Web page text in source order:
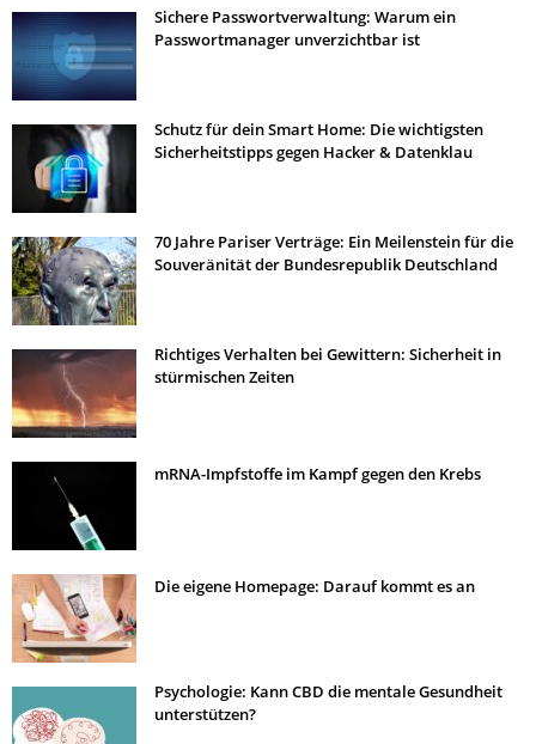
Sichere Passwortverwaltung: Warum ein
Passwortmanager unverzichtbar ist
Schutz für dein Smart Home: Die wichtigsten
Sicherheitstipps gegen Hacker & Datenklau
70 Jahre Pariser Verträge: Ein Meilenstein für die
Souveränität der Bundesrepublik Deutschland
Richtiges Verhalten bei Gewittern: Sicherheit in
stürmischen Zeiten
mRNA-Impfstoffe im Kampf gegen den Krebs
Die eigene Homepage: Darauf kommt es an
Psychologie: Kann CBD die mentale Gesundheit
unterstützen?